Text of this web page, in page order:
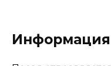
Информация